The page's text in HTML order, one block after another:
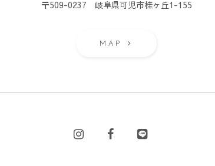
〒509-0237 岐阜県可児市桂ヶ丘1-155
MAP